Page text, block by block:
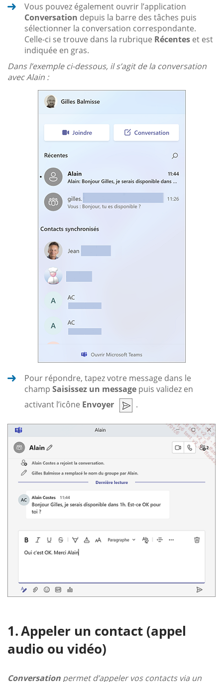
Vous pouvez également ouvrir l’application
Conversation depuis la barre des tâches puis
sélectionner la conversation correspondante.
Celle-ci se trouve dans la rubrique Récentes et est
indiquée en gras.
Dans l’exemple ci-dessous, il s’agit de la conversation
avec Alain :
Pour répondre, tapez votre message dans le
champ Saisissez un message puis validez en
activant l’icône Envoyer .
Appeler un contact (appel
audio ou vidéo)
Conversation permet d’appeler vos contacts via un